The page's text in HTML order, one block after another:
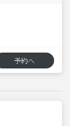
予約へ